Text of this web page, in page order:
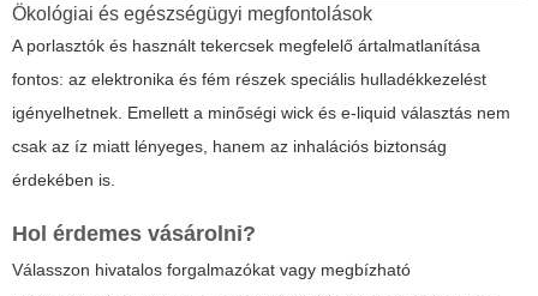
Ökológiai és egészségügyi megfontolások
A porlasztók és használt tekercsek megfelelő ártalmatlanítása
fontos: az elektronika és fém részek speciális hulladékkezelést
igényelhetnek. Emellett a minőségi wick és e‑liquid választás nem
csak az íz miatt lényeges, hanem az inhalációs biztonság
érdekében is.
Hol érdemes vásárolni?
Válasszon hivatalos forgalmazókat vagy megbízható